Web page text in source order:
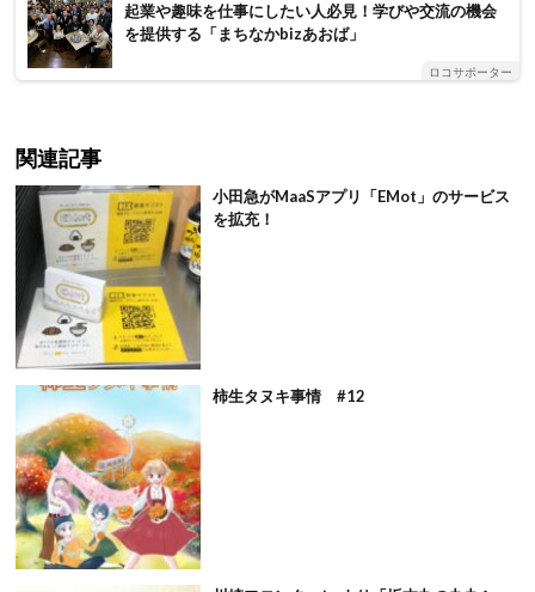
起業や趣味を仕事にしたい人必見！学びや交流の機会
を提供する「まちなかbizあおば」
ロコサポーター
関連記事
小田急がMaaSアプリ「EMot」のサービス
を拡充！
柿生タヌキ事情 #12